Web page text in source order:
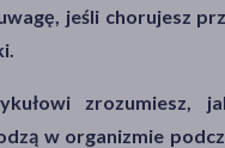
jeśli chorujesz
zrozumiesz,
w organizmie